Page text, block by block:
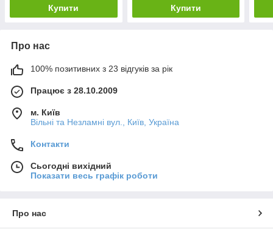
Купити Купити
Про нас
100% позитивних з 23 відгуків за рік
Працює з 28.10.2009
м. Київ
Вільні та Незламні вул., Київ, Україна
Контакти
Сьогодні вихідний
Показати весь графік роботи
Про нас